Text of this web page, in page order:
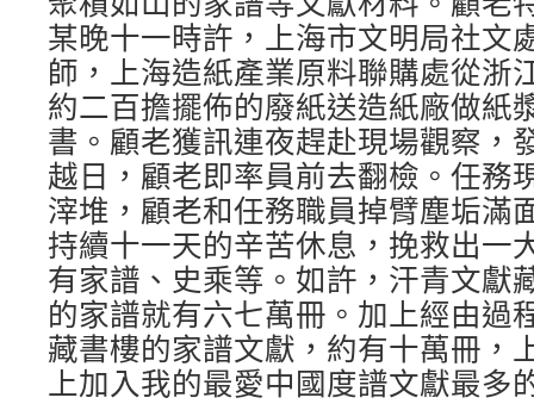
某晚十一時許，上海市文明局社文
師，上海造紙產業原料聯購處從浙
約二百擔擺佈的廢紙送造紙廠做紙
書。顧老獲訊連夜趕赴現場觀察，
越日，顧老即率員前去翻檢。任務
滓堆，顧老和任務職員掉臂塵垢滿
持續十一天的辛苦休息，挽救出一
有家譜、史乘等。如許，汗青文獻
的家譜就有六七萬冊。加上經由過
藏書樓的家譜文獻，約有十萬冊，
上加入我的最愛中國度譜文獻最多